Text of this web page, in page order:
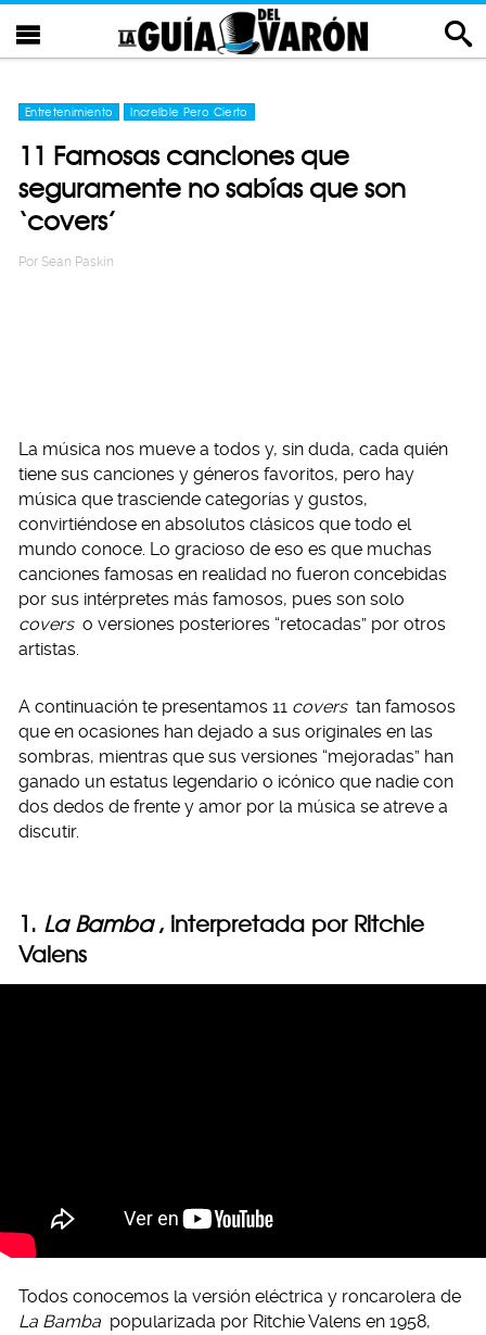
Entretenimiento Increíble Pero Cierto
11 Famosas canciones que
seguramente no sabías que son
‘covers’
Por Sean Paskin
La música nos mueve a todos y, sin duda, cada quién
tiene sus canciones y géneros favoritos, pero hay
música que trasciende categorías y gustos,
convirtiéndose en absolutos clásicos que todo el
mundo conoce. Lo gracioso de eso es que muchas
canciones famosas en realidad no fueron concebidas
por sus intérpretes más famosos, pues son solo
covers o versiones posteriores “retocadas” por otros
artistas.
A continuación te presentamos 11 covers tan famosos
que en ocasiones han dejado a sus originales en las
sombras, mientras que sus versiones “mejoradas” han
ganado un estatus legendario o icónico que nadie con
dos dedos de frente y amor por la música se atreve a
discutir.
1. La Bamba , interpretada por Ritchie
Valens
Todos conocemos la versión eléctrica y roncarolera de
La Bamba popularizada por Ritchie Valens en 1958,